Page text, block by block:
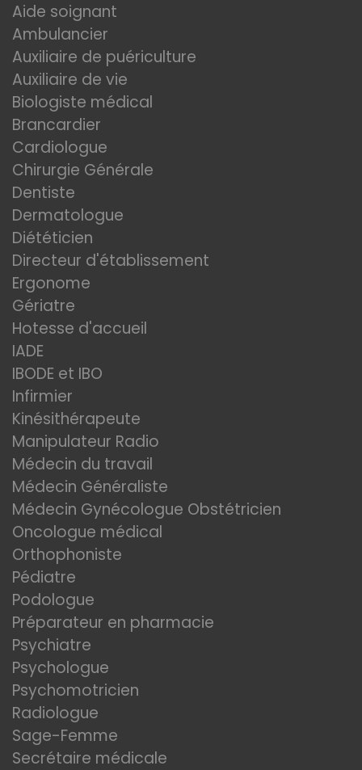
Aide soignant
Ambulancier
Auxiliaire de puériculture
Auxiliaire de vie
Biologiste médical
Brancardier
Cardiologue
Chirurgie Générale
Dentiste
Dermatologue
Diététicien
Directeur d'établissement
Ergonome
Gériatre
Hotesse d'accueil
IADE
IBODE et IBO
Infirmier
Kinésithérapeute
Manipulateur Radio
Médecin du travail
Médecin Généraliste
Médecin Gynécologue Obstétricien
Oncologue médical
Orthophoniste
Pédiatre
Podologue
Préparateur en pharmacie
Psychiatre
Psychologue
Psychomotricien
Radiologue
Sage-Femme
Secrétaire médicale